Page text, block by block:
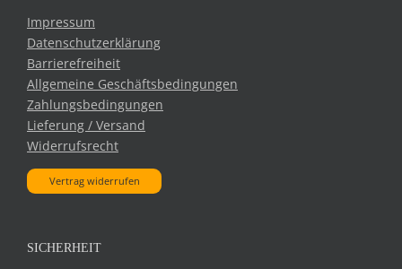
Impressum
Datenschutzerklärung
Barrierefreiheit
Allgemeine Geschäftsbedingungen
Zahlungsbedingungen
Lieferung / Versand
Widerrufsrecht
Vertrag widerrufen
SICHERHEIT